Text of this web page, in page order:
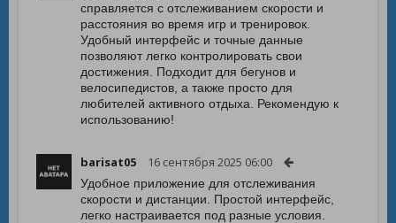
справляется с отслеживанием скорости и
расстояния во время игр и тренировок.
Удобный интерфейс и точные данные
позволяют легко контролировать свои
достижения. Подходит для бегунов и
велосипедистов, а также просто для
любителей активного отдыха. Рекомендую к
использованию!
barisat05 16 сентября 2025 06:00
Удобное приложение для отслеживания
скорости и дистанции. Простой интерфейс,
легко настраивается под разные условия.